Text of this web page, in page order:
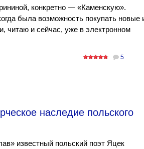
конкретно — «Каменскую».
была возможность покупать новые
читаю и сейчас, уже в электронном
5
наследие польского
известный польский поэт Яцек